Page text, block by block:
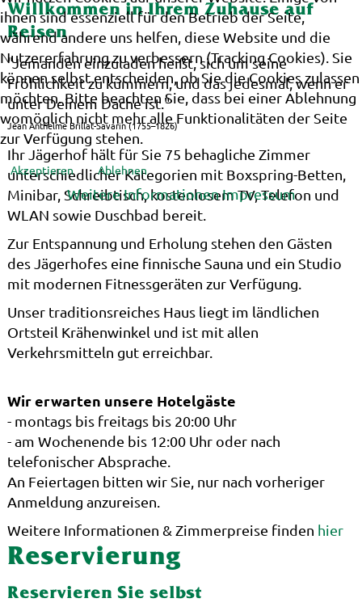
Willkommen in Ihrem Zuhause auf
Reisen
"Jemanden einzuladen heißt, sich um seine
Fröhlichkeit zu kümmern, und das jedesmal, wenn er
unter Deinem Dache ist."
Jean Anthelme Brillat-Savarin (1755–1826)
Ihr Jägerhof hält für Sie 75 behagliche Zimmer
unterschiedlicher Kategorien mit Boxspring-Betten,
Minibar, Schreibtisch, kostenlosem TV, Telefon und
WLAN sowie Duschbad bereit.
Zur Entspannung und Erholung stehen den Gästen
des Jägerhofes eine finnische Sauna und ein Studio
mit modernen Fitnessgeräten zur Verfügung.
Unser traditionsreiches Haus liegt im ländlichen
Ortsteil Krähenwinkel und ist mit allen
Verkehrsmitteln gut erreichbar.
Wir erwarten unsere Hotelgäste
- montags bis freitags bis 20:00 Uhr
- am Wochenende bis 12:00 Uhr oder nach
telefonischer Absprache.
An Feiertagen bitten wir Sie, nur nach vorheriger
Anmeldung anzureisen.
Weitere Informationen & Zimmerpreise finden hier
Reservierung
Reservieren Sie selbst
ihnen sind essenziell für den Betrieb der Seite,
während andere uns helfen, diese Website und die
Nutzererfahrung zu verbessern (Tracking Cookies). Sie
können selbst entscheiden, ob Sie die Cookies zulassen
möchten. Bitte beachten Sie, dass bei einer Ablehnung
womöglich nicht mehr alle Funktionalitäten der Seite
zur Verfügung stehen.
Akzeptieren Ablehnen
Weitere Informationen Impressum